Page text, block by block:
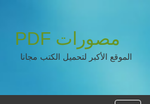
مصورات PDF
الموقع الأكبر لتحميل الكتب مجانا